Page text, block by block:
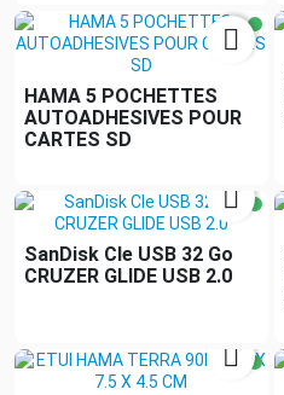

HAMA 5 POCHETTES
AUTOADHESIVES POUR
CARTES SD

SanDisk Cle USB 32 Go
CRUZER GLIDE USB 2.0
